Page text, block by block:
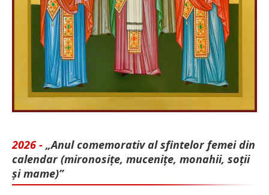
2026 - „Anul comemorativ al sfintelor femei din
calendar (mironosițe, mu­cenițe, monahii, soții
și mame)”